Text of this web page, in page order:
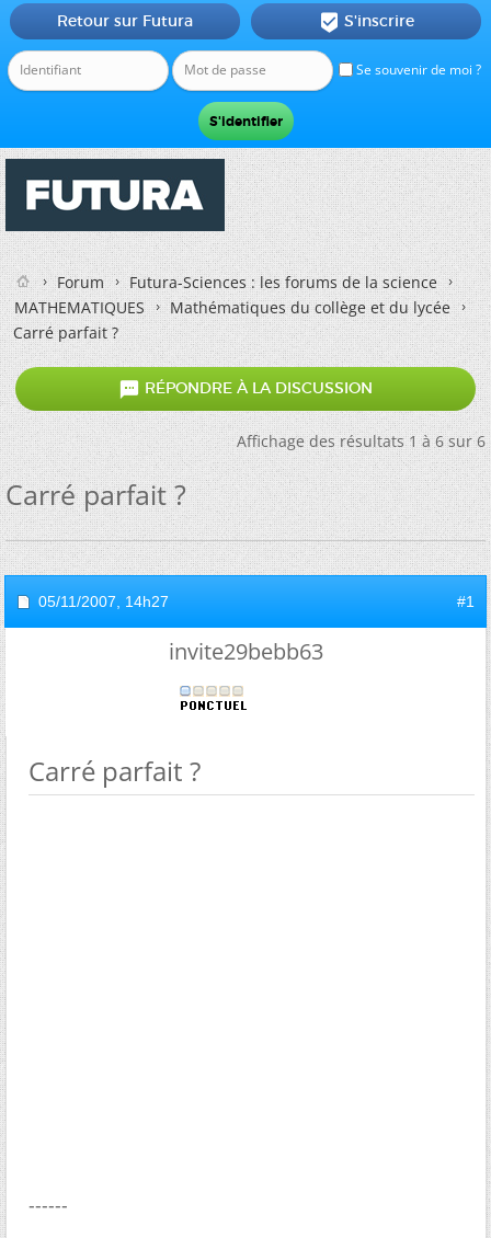
Se souvenir de moi ?
Retour sur Futura  S'inscrire
Forum
Futura-Sciences : les forums de la science
MATHEMATIQUES
Mathématiques du collège et du lycée
Carré parfait ?
 RÉPONDRE À LA DISCUSSION
Affichage des résultats 1 à 6 sur 6
Carré parfait ?
05/11/2007, 14h27 #1
invite29bebb63
Carré parfait ?
------